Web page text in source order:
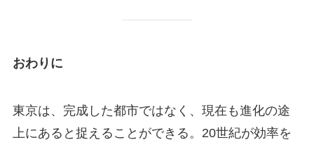
おわりに
東京は、完成した都市ではなく、現在も進化の途
上にあると捉えることができる。20世紀が効率を